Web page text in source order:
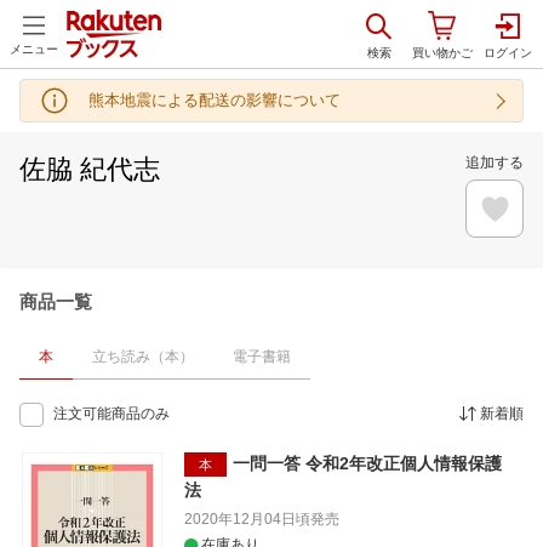
メニュー
熊本地震による配送の影響について
佐脇 紀代志 追加する
商品一覧
本 立ち読み（本） 電子書籍
注文可能商品のみ 新着順
本
一問一答 令和2年改正個人情報保護
法
2020年12月04日頃発売